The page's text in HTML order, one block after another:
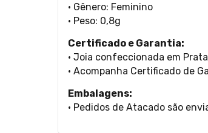
• Gênero: Feminino
• Peso: 0,8g
Certificado e Garantia:
• Joia confeccionada em
• Acompanha Certificado de
Embalagens:
• Pedidos de Atacado são